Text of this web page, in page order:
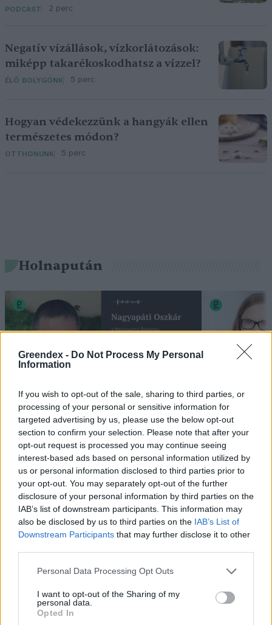
Greendex - Do Not Process My Personal
Information
If you wish to opt-out of the sale, sharing to third parties, or
processing of your personal or sensitive information for
targeted advertising by us, please use the below opt-out
section to confirm your selection. Please note that after your
opt-out request is processed you may continue seeing
interest-based ads based on personal information utilized by
us or personal information disclosed to third parties prior to
your opt-out. You may separately opt-out of the further
disclosure of your personal information by third parties on the
IAB’s list of downstream participants. This information may
also be disclosed by us to third parties on the IAB’s List of
Downstream Participants that may further disclose it to other
Personal Data Processing Opt Outs
I want to opt-out of the Sharing of my
personal data.
Opted In
PODCAST 2 perc
Negatív vízállások, vízkorlátozások:
miképp takarékoskodhatsz a vízzel?
ÉLŐ BOLYGÓNK 5 perc
Hogyan védekezzünk a hangyák ellen
természetes módon?
OTTHONUNK 5 perc
Holnapután
„Mindegy már, hogy milyen
víz, csak víz legyen” |
Holnapután
Greendex 55:58
A
az ember
Greendex
Pár éven belül
szivacsvárosokká kellene
alakítanunk a településeinket –
Podcast